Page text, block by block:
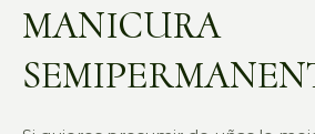
MANICURA